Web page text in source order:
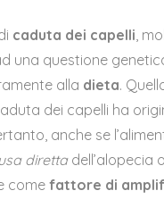
caduta dei capelli ,
una questione
alla dieta.
dei capelli ha
anche se
direttadell’alopecia
comefattore di